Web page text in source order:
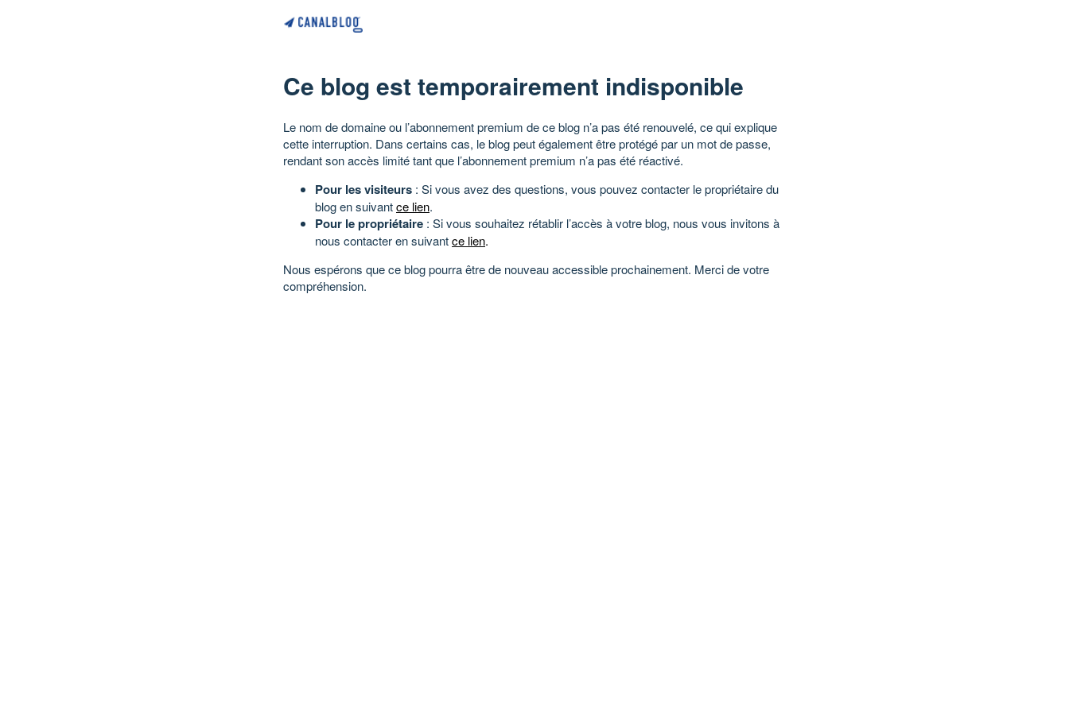
Ce blog est temporairement indisponible
Le nom de domaine ou l’abonnement premium de ce blog n’a pas été renouvelé, ce qui explique
cette interruption. Dans certains cas, le blog peut également être protégé par un mot de passe,
rendant son accès limité tant que l’abonnement premium n’a pas été réactivé.
Pour les visiteurs : Si vous avez des questions, vous pouvez contacter le propriétaire du
blog en suivantce lien.
Pour le propriétaire : Si vous souhaitez rétablir l’accès à votre blog, nous vous invitons à
nous contacter en suivantce lien.
Nous espérons que ce blog pourra être de nouveau accessible prochainement. Merci de votre
compréhension.